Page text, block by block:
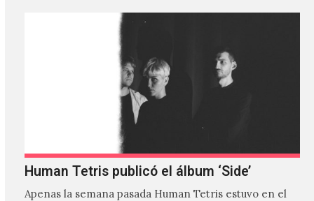
Human Tetris publicó el álbum ‘Side’
Apenas la semana pasada Human Tetris estuvo en el